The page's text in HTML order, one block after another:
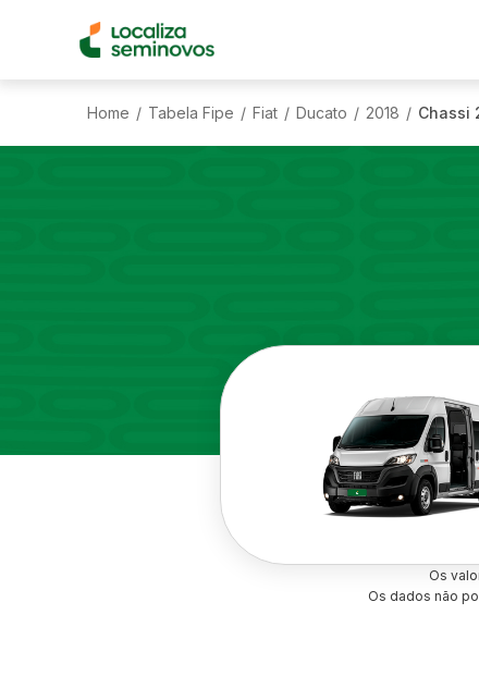
Home / Tabela Fipe / Fiat / Ducato / 2018 / Chassi
Os
Os dados não